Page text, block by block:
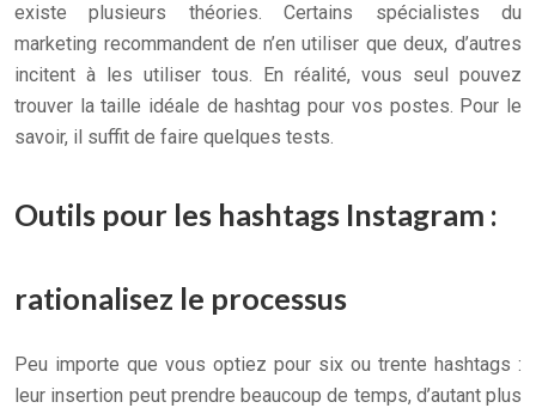
existe plusieurs théories. Certains spécialistes du
marketing recommandent de n’en utiliser que deux, d’autres
incitent à les utiliser tous. En réalité, vous seul pouvez
trouver la taille idéale de hashtag pour vos postes. Pour le
savoir, il suffit de faire quelques tests.
Outils pour les hashtags Instagram :
rationalisez le processus
Peu importe que vous optiez pour six ou trente hashtags :
leur insertion peut prendre beaucoup de temps, d’autant plus